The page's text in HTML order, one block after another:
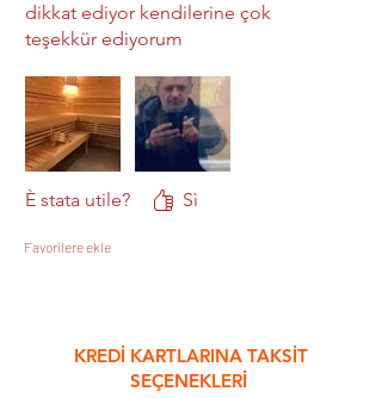
dikkat ediyor kendilerine çok
teşekkür ediyorum
È stata utile? Sì
Favorilere ekle
KREDİ KARTLARINA TAKSİT
SEÇENEKLERİ